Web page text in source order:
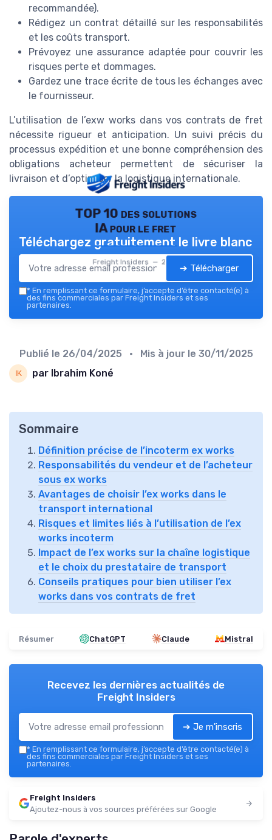
recommandée).
Rédigez un contrat détaillé sur les responsabilités
et les coûts transport.
Prévoyez une assurance adaptée pour couvrir les
risques perte et dommages.
Gardez une trace écrite de tous les échanges avec
le fournisseur.
L’utilisation de l’exw works dans vos contrats de fret
nécessite rigueur et anticipation. Un suivi précis du
processus expédition et une bonne compréhension des
obligations acheteur permettent de sécuriser la
livraison et d’optimiser la logistique internationale.
TOP 10 des solutions
IA pour le fret
Freight Insiders — 2026
Téléchargez gratuitement le livre blanc
➔ Télécharger
* En remplissant ce formulaire, j’accepte d’être contacté(e) à
des fins commerciales par Freight Insiders et ses
partenaires.
Publié le 26/04/2025 • Mis à jour le 30/11/2025
par Ibrahim Koné
Sommaire
Définition précise de l’incoterm ex works
Responsabilités du vendeur et de l’acheteur
sous ex works
Avantages de choisir l’ex works dans le
transport international
Risques et limites liés à l’utilisation de l’ex
works incoterm
Impact de l’ex works sur la chaîne logistique
et le choix du prestataire de transport
Conseils pratiques pour bien utiliser l’ex
works dans vos contrats de fret
Résumer ChatGPT Claude Mistral
Recevez les dernières actualités de
Freight Insiders
➔ Je m'inscris
* En remplissant ce formulaire, j’accepte d’être contacté(e) à
des fins commerciales par Freight Insiders et ses
partenaires.
Freight Insiders
Ajoutez-nous à vos sources préférées sur Google